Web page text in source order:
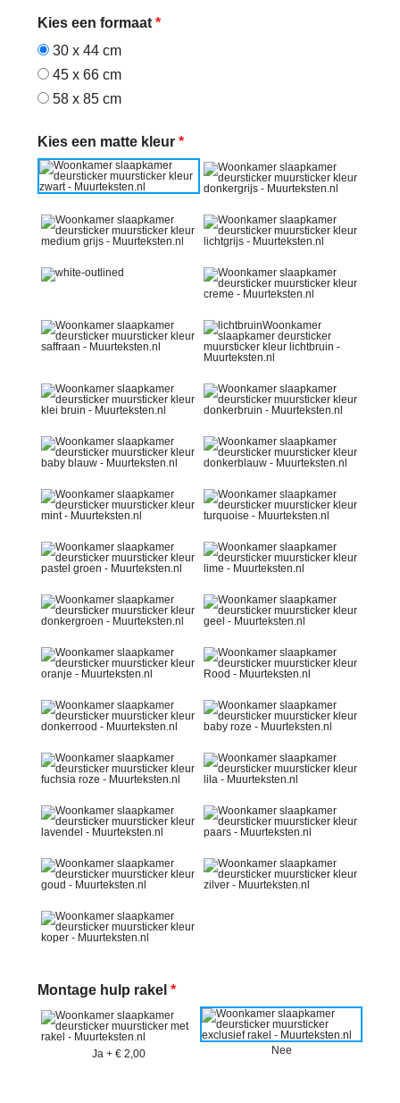
Kies een formaat *
30 x 44 cm
45 x 66 cm
58 x 85 cm
Kies een matte kleur *
Montage hulp rakel *
Ja + € 2,00 Nee